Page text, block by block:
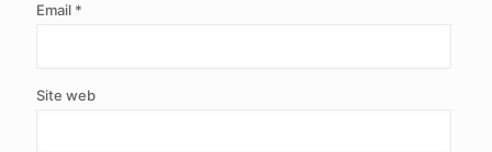
Email *
Site web